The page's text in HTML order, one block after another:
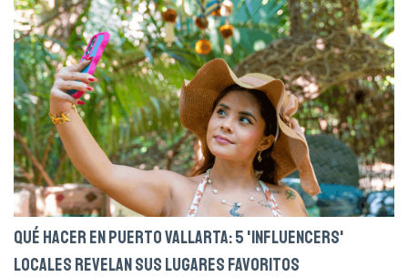
QUÉ HACER EN PUERTO VALLARTA: 5 'INFLUENCERS'
LOCALES REVELAN SUS LUGARES FAVORITOS